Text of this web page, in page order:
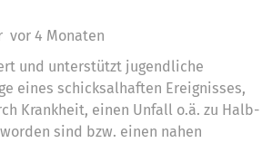
vor 4 Monaten
und unterstützt jugendliche
eines schicksalhaften Ereignisses,
Krankheit, einen Unfall o.ä. zu Halb-
sind bzw. einen nahen